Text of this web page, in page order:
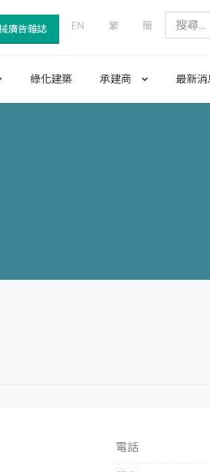
廣告雜誌 EN 繁 簡
綠化建築 承建商 最新消
電話